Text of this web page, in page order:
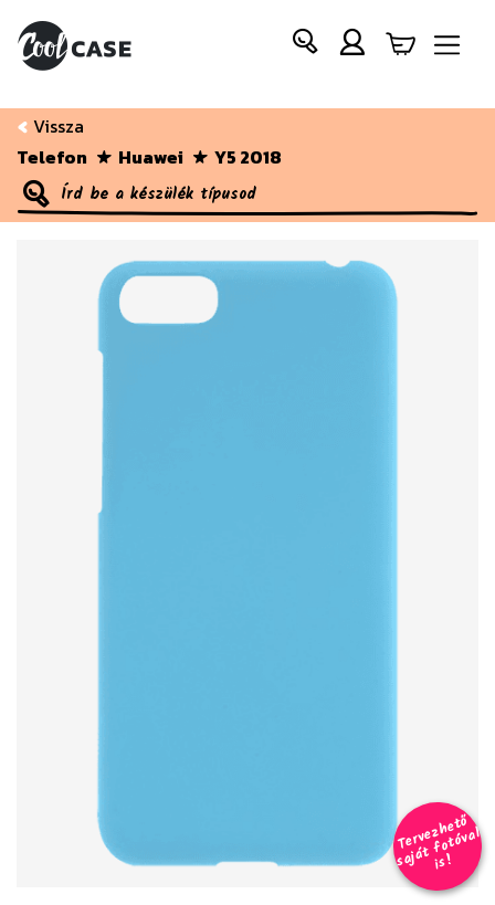
Vissza
Telefon
Huawei Y5 2018
T
er
v
e
z
h
e
t
ő
s
aj
á
t
f
o
t
ó
v
al
i
s
!